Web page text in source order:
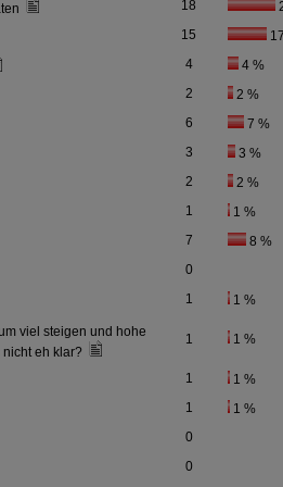
18
15
4 4 %
2 2 %
6 7 %
3 3 %
2 2 %
1 1 %
7 8 %
0
1 1 %
viel steigen und hohe
nicht eh klar?
1 1 %
1 1 %
1 1 %
0
0